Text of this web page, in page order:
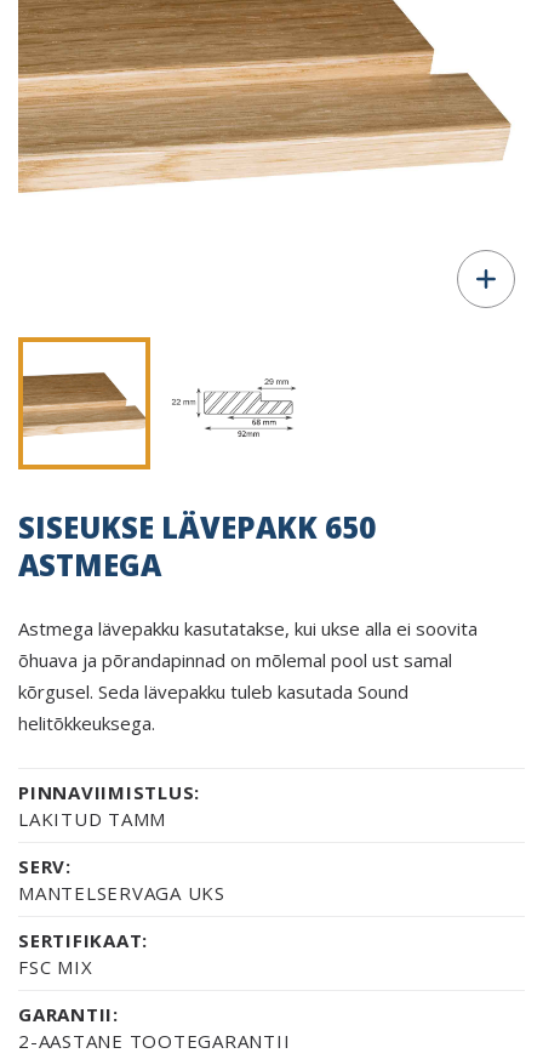
SISEUKSE LÄVEPAKK 650
ASTMEGA
Astmega lävepakku kasutatakse, kui ukse alla ei soovita
õhuava ja põrandapinnad on mõlemal pool ust samal
kõrgusel. Seda lävepakku tuleb kasutada Sound
helitõkkeuksega.
PINNAVIIMISTLUS:
LAKITUD TAMM
SERV:
MANTELSERVAGA UKS
SERTIFIKAAT:
FSC MIX
GARANTII:
2-AASTANE TOOTEGARANTII